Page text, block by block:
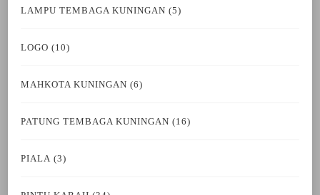
LAMPU TEMBAGA KUNINGAN (5)
LOGO (10)
MAHKOTA KUNINGAN (6)
PATUNG TEMBAGA KUNINGAN (16)
PIALA (3)